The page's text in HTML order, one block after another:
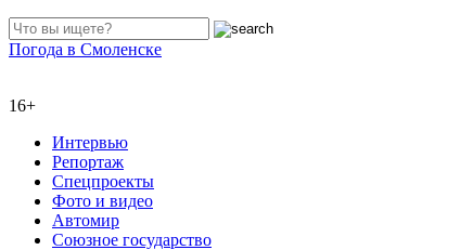
Погода в Смоленске
16+
Интервью
Репортаж
Спецпроекты
Фото и видео
Автомир
Союзное государство